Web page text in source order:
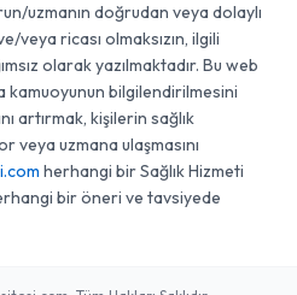
uzmanın doğrudan veya dolaylı
veya ricası olmaksızın, ilgili
olarak yazılmaktadır. Bu web
kamuoyunun bilgilendirilmesini
artırmak, kişilerin sağlık
veya uzmana ulaşmasını
herhangi bir Sağlık Hizmeti
bir öneri ve tavsiyede